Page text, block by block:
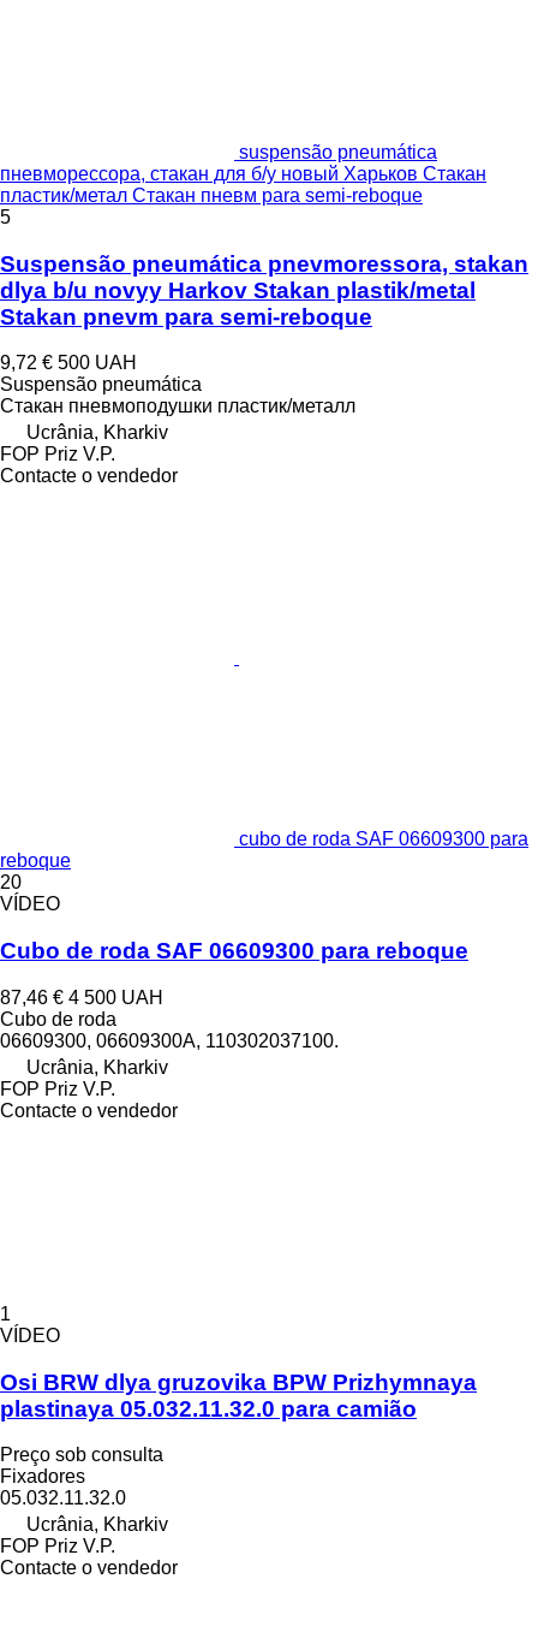
suspensão pneumática
пневморессора, стакан для б/у новый Харьков Стакан
пластик/метал Стакан пневм para semi-reboque
5
Suspensão pneumática pnevmoressora, stakan
dlya b/u novyy Harkov Stakan plastik/metal
Stakan pnevm para semi-reboque
9,72 € 500 UAH
Suspensão pneumática
Стакан пневмоподушки пластик/металл
Ucrânia, Kharkiv
FOP Priz V.P.
Contacte o vendedor
cubo de roda SAF 06609300 para
reboque
20
VÍDEO
Cubo de roda SAF 06609300 para reboque
87,46 € 4 500 UAH
Cubo de roda
06609300, 06609300A, 110302037100.
Ucrânia, Kharkiv
FOP Priz V.P.
Contacte o vendedor
1
VÍDEO
Osi BRW dlya gruzovika BPW Prizhymnaya
plastinaya 05.032.11.32.0 para camião
Preço sob consulta
Fixadores
05.032.11.32.0
Ucrânia, Kharkiv
FOP Priz V.P.
Contacte o vendedor